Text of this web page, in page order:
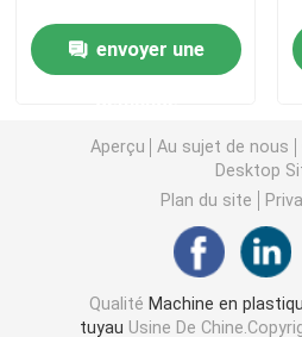
Machine d'extrusion de
Pp attachent la chaîne de
Machine en plastique
envoyer une
Aperçu Au sujet de nous
Desktop
Plan du site
Qualité Machine en
tuyau Usine De